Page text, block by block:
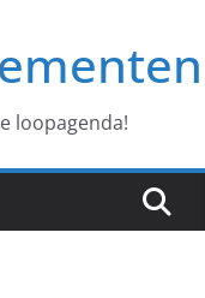
loopagenda!